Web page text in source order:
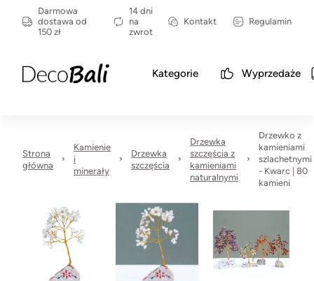
Darmowa
dostawa od
150 zł
14 dni
na
zwrot
Kontakt Regulamin
Kategorie Wyprzedaże
Strona
główna
Kamienie
i
minerały
Drzewka
szczęścia
Drzewka
szczęścia z
kamieniami
naturalnymi
Drzewko z
kamieniami
szlachetnymi
- Kwarc | 80
kamieni